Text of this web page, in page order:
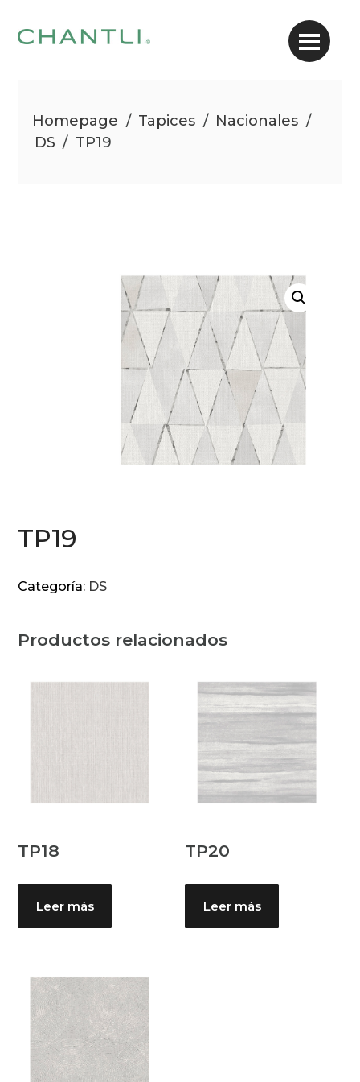
Homepage / Tapices / Nacionales /
DS / TP19
TP19
Categoría: DS
Productos relacionados
TP18
Leer más
TP20
Leer más